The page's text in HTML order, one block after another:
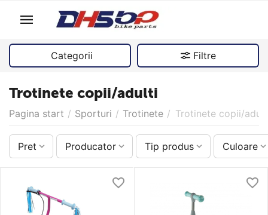
Categorii Filtre
Trotinete copii/adulti
Pagina start / Sporturi / Trotinete / Trotinete copii/
Pret Producator Tip produs Culoare